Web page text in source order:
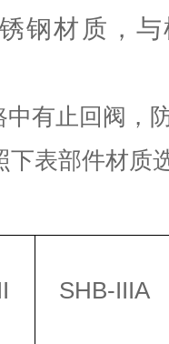
钢材质，
中有止回阀，
下表部件材质
SHB-IIIA